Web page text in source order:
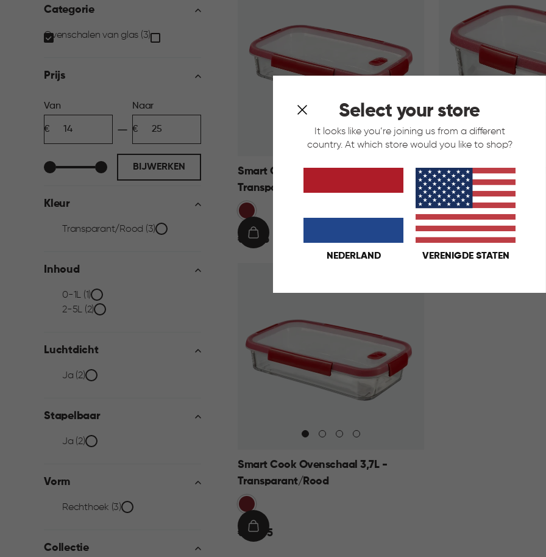
Select your store
It looks like you’re joining us from a different
country. At which store would you like to shop?
NEDERLAND VERENIGDE STATEN
Categorie
Categorie
filter
Ovenschalen van glas (3)
Prijs
Prijs
filter
Van
Naar
BIJWERKEN
Kleur
Kleur
filter
Transparant/Rood (3)
Inhoud
Inhoud
0-1L (1)
2-5L (2)
Luchtdicht
Luchtdicht
filter
Ja (2)
Stapelbaar
Stapelbaar
filter
Ja (2)
Vorm
Vorm
filter
Rechthoek (3)
Collectie
Smart Cook Ovenschaal 2,3L -
Transparant/Rood
Rood
€€ 19,95
IN
Smart Cook
Transparant/Rood
Rood
€
14,95
€ 14,95
IN
WINKELMAND
Smart Cook Ovenschaal 3,7L -
Transparant/Rood
Rood
€€ 24,95
IN